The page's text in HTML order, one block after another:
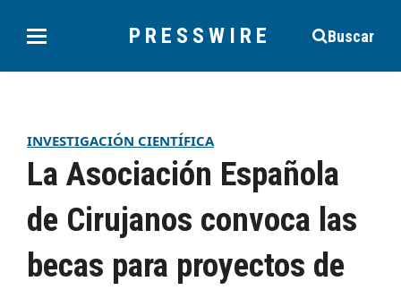
PRESSWIRE Buscar
INVESTIGACIÓN CIENTÍFICA
La Asociación Española
de Cirujanos convoca las
becas para proyectos de